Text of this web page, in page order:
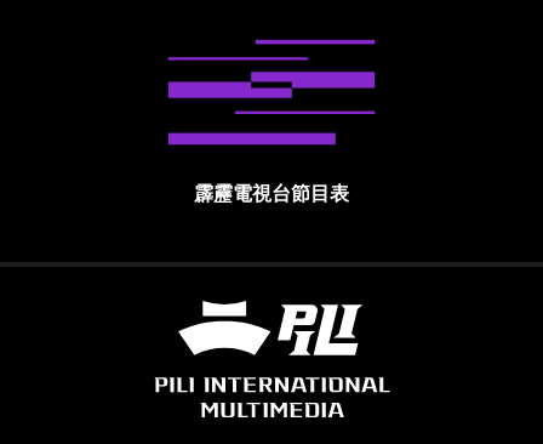
霹靂電視台節目表
霹靂國際多媒體股份有限公司 PILI